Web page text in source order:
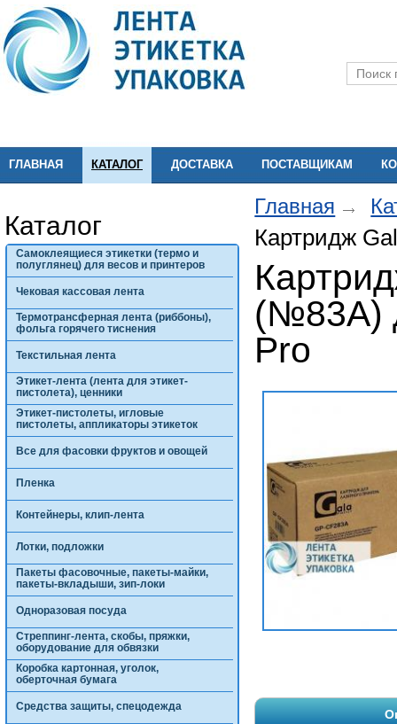
ГЛАВНАЯ КАТАЛОГ ДОСТАВКА ПОСТАВЩИКАМ
Каталог
Самоклеящиеся этикетки (термо и
полуглянец) для весов и принтеров
Чековая кассовая лента
Термотрансферная лента (риббоны),
фольга горячего тиснения
Текстильная лента
Этикет-лента (лента для этикет-
пистолета), ценники
Этикет-пистолеты, игловые
пистолеты, аппликаторы этикеток
Все для фасовки фруктов и овощей
Пленка
Контейнеры, клип-лента
Лотки, подложки
Пакеты фасовочные, пакеты-майки,
пакеты-вкладыши, зип-локи
Одноразовая посуда
Стреппинг-лента, скобы, пряжки,
оборудование для обвязки
Коробка картонная, уголок,
оберточная бумага
Средства защиты, спецодежда
Главная
Картридж
(№83A)
Pro